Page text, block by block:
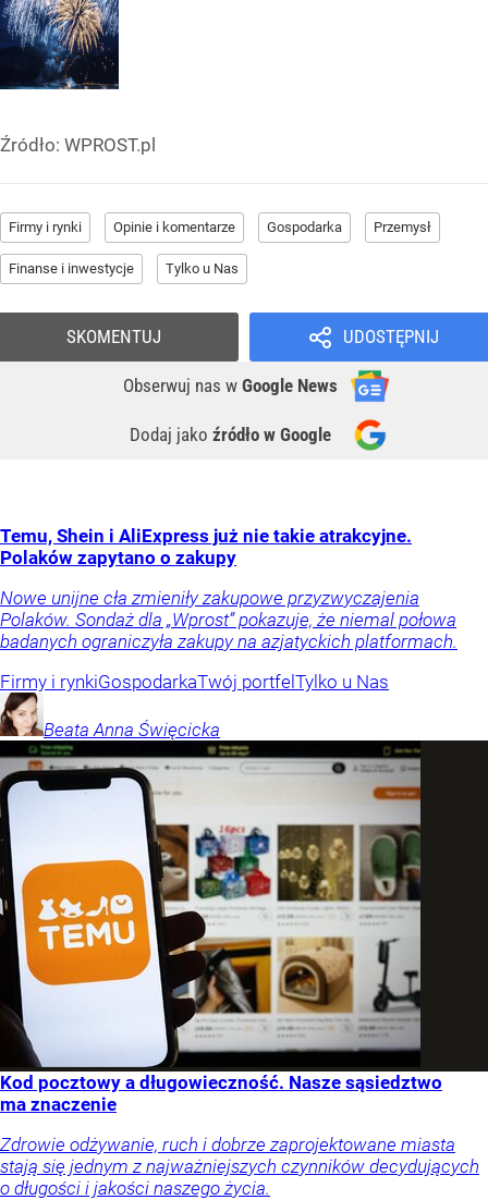
Źródło: WPROST.pl
Firmy i rynki Opinie i komentarze Gospodarka Przemysł
Finanse i inwestycje Tylko u Nas
UDOSTĘPNIJ
Obserwuj nas w Google News
Dodaj jako źródło w Google
SKOMENTUJ
Temu, Shein i AliExpress już nie takie atrakcyjne.
Polaków zapytano o zakupy
Nowe unijne cła zmieniły zakupowe przyzwyczajenia
Polaków. Sondaż dla „Wprost” pokazuje, że niemal połowa
badanych ograniczyła zakupy na azjatyckich platformach.
Firmy i rynkiGospodarkaTwój portfelTylko u Nas
Beata Anna Święcicka
Kod pocztowy a długowieczność. Nasze sąsiedztwo
ma znaczenie
Zdrowie odżywanie, ruch i dobrze zaprojektowane miasta
stają się jednym z najważniejszych czynników decydujących
o długości i jakości naszego życia.